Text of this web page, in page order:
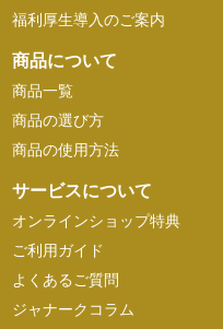
福利厚生導入のご案内
商品について
商品一覧
商品の選び方
商品の使用方法
サービスについて
オンラインショップ特典
ご利用ガイド
よくあるご質問
ジャナークコラム